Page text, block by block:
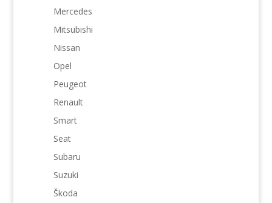
Mercedes
Mitsubishi
Nissan
Opel
Peugeot
Renault
Smart
Seat
Subaru
Suzuki
Škoda